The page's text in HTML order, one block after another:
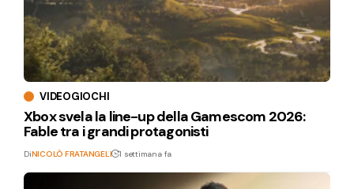
VIDEOGIOCHI
Xbox svela la line-up della Gamescom 2026:
Fable tra i grandi protagonisti
DiNICOLÒ FRATANGELI 1 settimana fa